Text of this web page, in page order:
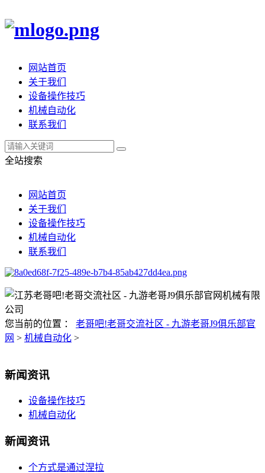
网站首页
关于我们
设备操作技巧
机械自动化
联系我们
全站搜索
网站首页
关于我们
设备操作技巧
机械自动化
联系我们
您当前的位置 ： 老哥吧!老哥交流社区 - 九游老哥J9俱乐部官
网 > 机械自动化 >
新闻资讯
设备操作技巧
机械自动化
新闻资讯
个方式是通过涅拉